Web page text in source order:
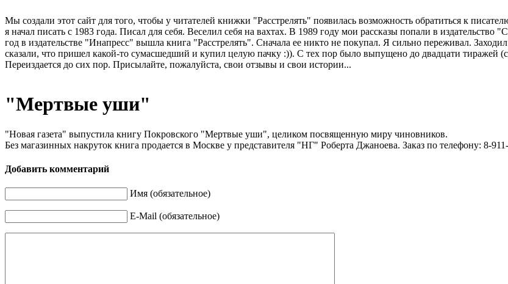
Мы создали этот сайт для того, чтобы у читателей книжки "Расстрелять" появилась возможность обратиться к
я начал писать с 1983 года. Писал для себя. Веселил себя на вахтах. В 1989 году мои рассказы попали в
год в издательстве "Инапресс" вышла книга "Расстрелять". Сначала ее никто не покупал. Я сильно переживал.
сказали, что пришел какой-то сумасшедший и купил целую пачку :)). С тех пор было выпущено до двадцати тиражей
Переиздается до сих пор. Присылайте, пожалуйста, свои отзывы и свои истории...
"Мертвые уши"
"Новая газета" выпустила книгу Покровского "Мертвые уши", целиком посвященную миру чиновников.
Без магазинных накруток книга продается в Москве у представителя "НГ" Роберта Джаноева. Заказ по телефону: 8-
Добавить комментарий
Имя (обязательное)
E-Mail (обязательное)